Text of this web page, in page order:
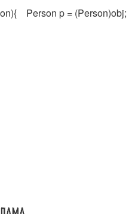
Person p = (Person)obj;